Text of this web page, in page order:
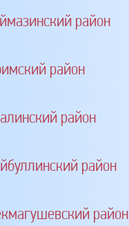
район
район
район
район
район